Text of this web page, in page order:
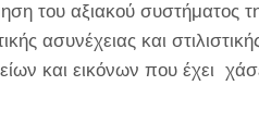
του αξιακού συστήματος
ασυνέχειας και
και εικόνων που έχει